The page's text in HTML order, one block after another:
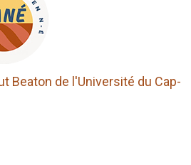
Beaton de l'Université du Cap-